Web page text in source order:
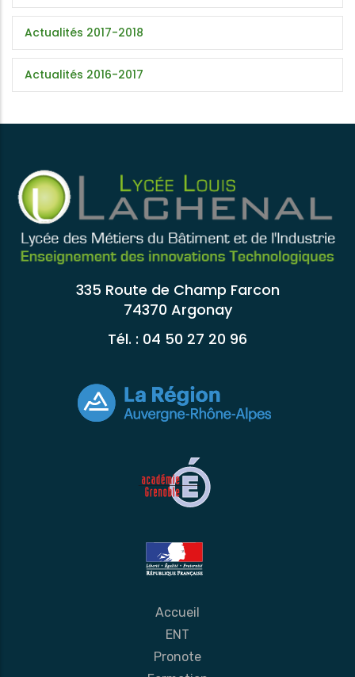
Actualités 2017-2018
Actualités 2016-2017
335 Route de Champ Farcon
74370 Argonay
Tél. : 04 50 27 20 96
Accueil
ENT
Pronote